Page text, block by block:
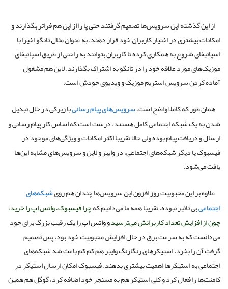
از این گذشته این سرویس‌ها تصمیم گرفتند حتی پا را از این هم فراتر بگذارند و
امکانات بیشتری در اختیار کاربران خود قرار دهند. به عنوان مثال تانگو اخیرا با
اسپاتیفای شروع به همکاری کرده تا کاربران بتوانند به راحتی از طریق اسپاتیفای
موزیک‌های مورد علاقه خود را در تانگو به اشتراک بگذارند. لاین هم مشغول
آماده کردن سرویس استریم موزیک و ویدیوی خودش است.
همان طور که کاملا واضح است،سرویس‌های پیام رسانیبا زیرکی در حال تبدیل
شدن به یک شبکه اجتماعی کامل هستند. درست است که اساس کار پیام رسانی و
ارسال و دریافت پیام بوده ولی حالا تقریبا اکثر امکانات و ویژگی‌های موجود در
فیسبوک یا دیگر شبکه‌های اجتماعی، در وایبر و لاین و سرویس‌های مشابه این‌ها
یافت می‌شود.
علاوه بر این محبوبیت روز افزون این سرویس‌ها چندان هم رویشبکه‌های
اجتماعیبی تاثیر نبوده. تقریبا همه ما می‌دانیم کهچرا فیسبوک، واتس اپ را خرید؛
چون از افزایش تعداد کاربرانش می‌ترسیدو واتس اپ را یکرقیب بزرگ برای خود
می‌دانست که به سرعت برق در حال افزایش محبوبیت خود بود. پس تصمیم
گرفت آن را بخرد. استیکرهای رنگارنگ وایبر هم کم کم باعث شد شبکه‌های
اجتماعی به استیکرها اهمیت بیشتری بدهند. فیسبوک امکان ارسال استیکر در
کامنت‌ها را فعال کرد و کلی استیکر هم به مسنجر خود اضافه کرد، گوگل هم همین